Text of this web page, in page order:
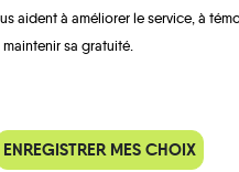
vais bosser en train, mais le
aident à améliorer le service, à
sa gratuité.
ENREGISTRER MES CHOIX